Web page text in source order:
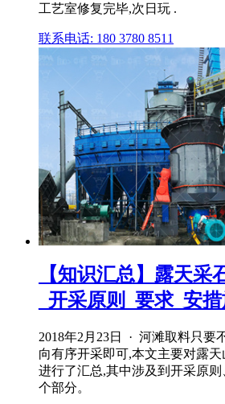
工艺室修复完毕,次日玩 .
联系电话: 180 3780 8511
【知识汇总】露天采
_开采原则_要求_安
2018年2月23日 · 河滩取料只要
向有序开采即可,本文主要对露
进行了汇总,其中涉及到开采原
个部分。